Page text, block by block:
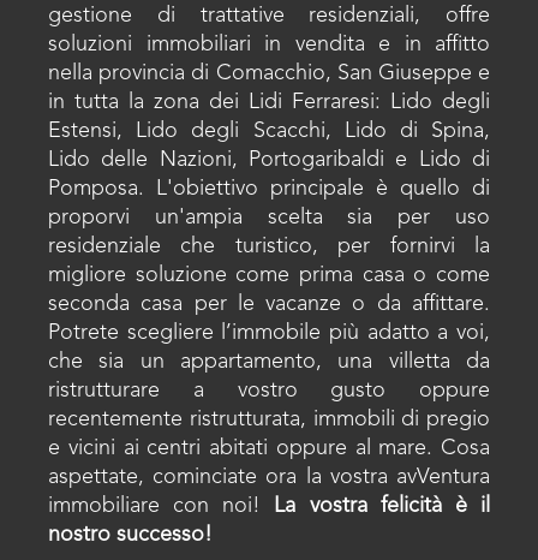
gestione di trattative residenziali, offre
soluzioni immobiliari in vendita e in affitto
nella provincia di Comacchio, San Giuseppe e
in tutta la zona dei Lidi Ferraresi: Lido degli
Estensi, Lido degli Scacchi, Lido di Spina,
Lido delle Nazioni, Portogaribaldi e Lido di
Pomposa. L'obiettivo principale è quello di
proporvi un'ampia scelta sia per uso
residenziale che turistico, per fornirvi la
migliore soluzione come prima casa o come
seconda casa per le vacanze o da affittare.
Potrete scegliere l’immobile più adatto a voi,
che sia un appartamento, una villetta da
ristrutturare a vostro gusto oppure
recentemente ristrutturata, immobili di pregio
e vicini ai centri abitati oppure al mare. Cosa
aspettate, cominciate ora la vostra avVentura
immobiliare con noi!
La vostra felicità è il
nostro successo!